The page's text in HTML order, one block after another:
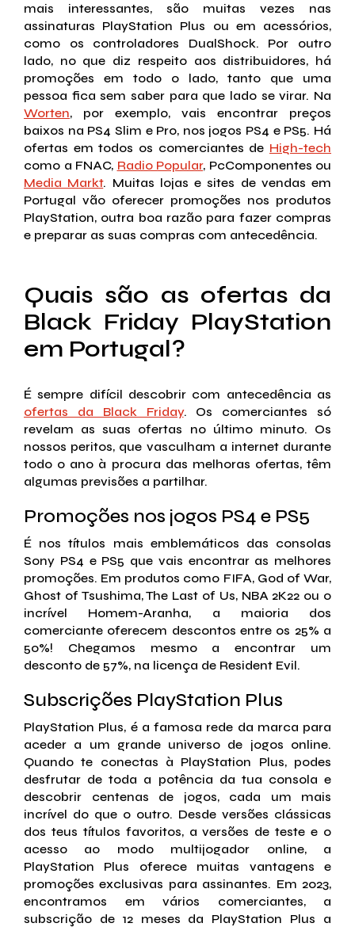
mais interessantes, são muitas vezes nas
assinaturas PlayStation Plus ou em acessórios,
como os controladores DualShock. Por outro
lado, no que diz respeito aos distribuidores, há
promoções em todo o lado, tanto que uma
pessoa fica sem saber para que lado se virar. Na
Worten, por exemplo, vais encontrar preços
baixos na PS4 Slim e Pro, nos jogos PS4 e PS5. Há
ofertas em todos os comerciantes de High-tech
como a FNAC, Radio Popular, PcComponentes ou
Media Markt. Muitas lojas e sites de vendas em
Portugal vão oferecer promoções nos produtos
PlayStation, outra boa razão para fazer compras
e preparar as suas compras com antecedência.
Quais são as ofertas da
Black Friday PlayStation
em Portugal?
É sempre difícil descobrir com antecedência as
ofertas da Black Friday. Os comerciantes só
revelam as suas ofertas no último minuto. Os
nossos peritos, que vasculham a internet durante
todo o ano à procura das melhoras ofertas, têm
algumas previsões a partilhar.
Promoções nos jogos PS4 e PS5
É nos títulos mais emblemáticos das consolas
Sony PS4 e PS5 que vais encontrar as melhores
promoções. Em produtos como FIFA, God of War,
Ghost of Tsushima, The Last of Us, NBA 2K22 ou o
incrível Homem-Aranha, a maioria dos
comerciante oferecem descontos entre os 25% a
50%! Chegamos mesmo a encontrar um
desconto de 57%, na licença de Resident Evil.
Subscrições PlayStation Plus
PlayStation Plus, é a famosa rede da marca para
aceder a um grande universo de jogos online.
Quando te conectas à PlayStation Plus, podes
desfrutar de toda a potência da tua consola e
descobrir centenas de jogos, cada um mais
incrível do que o outro. Desde versões clássicas
dos teus títulos favoritos, a versões de teste e o
acesso ao modo multijogador online, a
PlayStation Plus oferece muitas vantagens e
promoções exclusivas para assinantes. Em 2023,
encontramos em vários comerciantes, a
subscrição de 12 meses da PlayStation Plus a